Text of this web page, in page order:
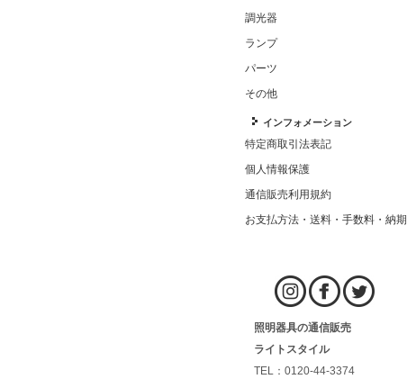
調光器
ランプ
パーツ
その他
インフォメーション
特定商取引法表記
個人情報保護
通信販売利用規約
お支払方法・送料・手数料・納期
照明器具の通信販売
ライトスタイル
TEL：0120-44-3374